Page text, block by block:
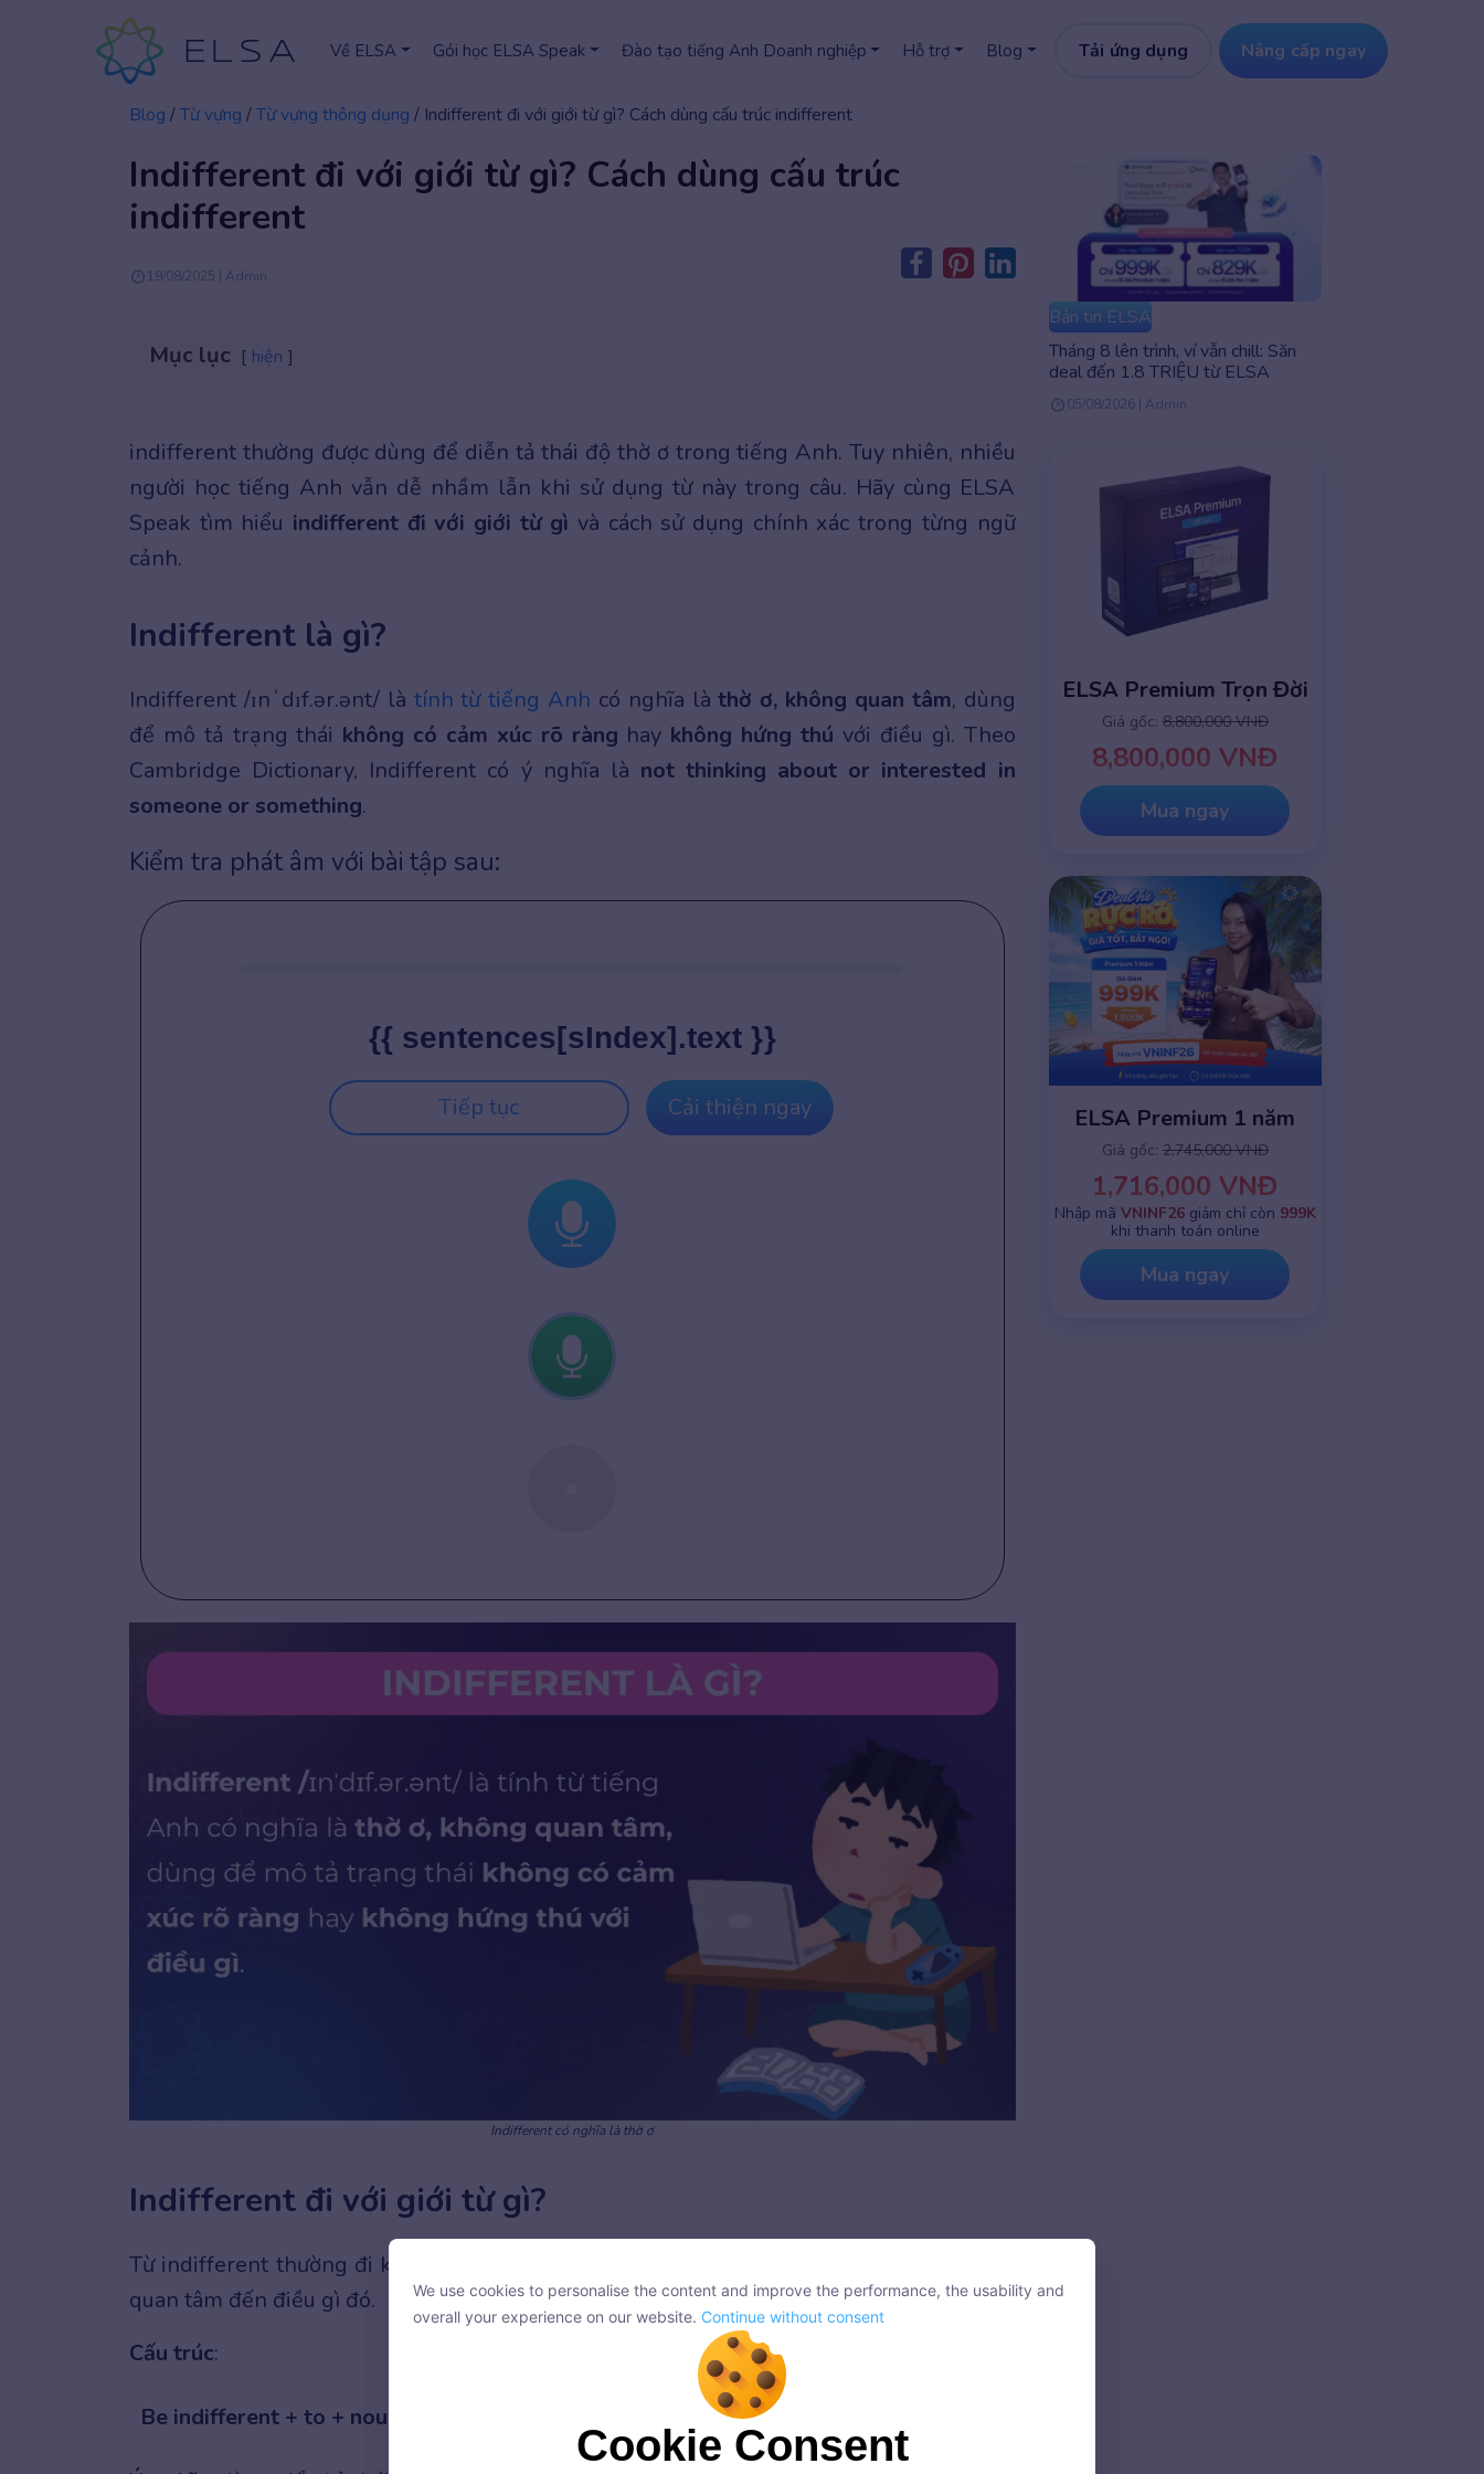
Về ELSA Gói học ELSA Speak Đào tạo tiếng Anh Doanh nghiệp Hỗ trợ Blog Tải ứng dụng Nâng cấp ngay
Blog /Từ vựng /Từ vựng thông dụng / Indifferent đi với giới từ gì? Cách dùng cấu trúc indifferent
Indifferent đi với giới từ gì? Cách dùng cấu trúc
indifferent
19/08/2025 | Admin
Mục lục hiện
indifferent thường được dùng để diễn tả thái độ thờ ơ trong tiếng Anh. Tuy nhiên, nhiều
người học tiếng Anh vẫn dễ nhầm lẫn khi sử dụng từ này trong câu. Hãy cùng ELSA
Speak tìm hiểu indifferent đi với giới từ gì và cách sử dụng chính xác trong từng ngữ
cảnh.
Indifferent là gì?
Indifferent /ɪnˈdɪf.ər.ənt/ là tính từ tiếng Anh có nghĩa làthờ ơ, không quan tâm, dùng
để mô tả trạng thái không có cảm xúc rõ ràng hay không hứng thú với điều gì. Theo
Cambridge Dictionary, Indifferent có ý nghĩa là not thinking about or interested in
someone or something.
Kiểm tra phát âm với bài tập sau:
{{ sentences[sIndex].text }}
Tiếp tục Cải thiện ngay
Indifferent có nghĩa là thờ ơ
Indifferent đi với giới từ gì?
Từ indifferent thường đi kèm với
quan tâm đến điều gì đó.
Cấu trúc:
Be indifferent + to + noun/V-ing
Bản tin ELSA
Tháng 8 lên trình, ví vẫn chill: Săn
deal đến 1.8 TRIỆU từ ELSA
05/08/2026 | Admin
ELSA Premium Trọn Đời
Giá gốc: 8,800,000 VNĐ
8,800,000 VNĐ
Mua ngay
ELSA Premium 1 năm
Giá gốc: 2,745,000 VNĐ
1,716,000 VNĐ
Nhập mã VNINF26giảm chỉ còn 999K
khi thanh toán online
Mua ngay
We use cookies to personalise the content and improve the performance, the usability and
overall your experience on our website.
Continue without consent
Cookie Consent
We use cookies to personalise the content and improve the performance, the usability and
overall your experience on our website. Continue without consent
Cookie Consent